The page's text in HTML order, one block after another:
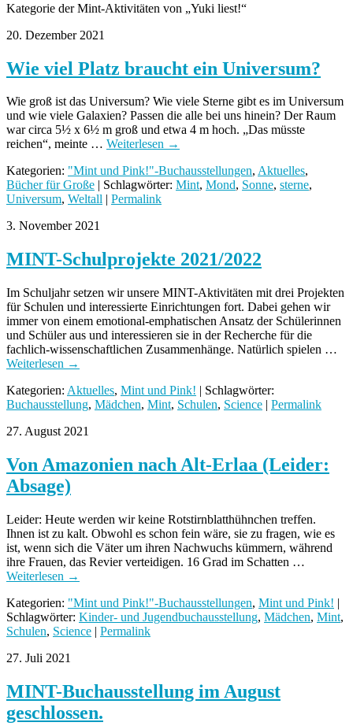
Kategorie der Mint-Aktivitäten von „Yuki liest!“
20. Dezember 2021
Wie viel Platz braucht ein Universum?
Wie groß ist das Universum? Wie viele Sterne gibt es im Universum
und wie viele Galaxien? Passen die alle bei uns hinein? Der Raum
war circa 5½ x 6½ m groß und etwa 4 m hoch. „Das müsste
reichen“, meinte … Weiterlesen →
Kategorien: "Mint und Pink!"-Buchausstellungen, Aktuelles,
Bücher für Große | Schlagwörter: Mint, Mond, Sonne, sterne,
Universum, Weltall
Permalink
3. November 2021
MINT-Schulprojekte 2021/2022
Im Schuljahr setzen wir unsere MINT-Aktivitäten mit drei Projekten
für Schulen und interessierte Einrichtungen fort. Dabei gehen wir
immer von einem emotional-emphatischen Ansatz der Schülerinnen
und Schüler aus und interessieren sie in der Recherche für die
fachlich-wissenschaftlichen Zusammenhänge. Natürlich spielen …
Weiterlesen →
Kategorien: Aktuelles, Mint und Pink! | Schlagwörter:
Buchausstellung, Mädchen, Mint, Schulen, Science | Permalink
27. August 2021
Von Amazonien nach Alt-Erlaa (Leider:
Absage)
Leider: Heute werden wir keine Rotstirnblatthühnchen treffen.
Ihnen ist zu kalt. Obwohl es schon fein wäre, sie zu fragen, wie es
ist, wenn sich die Väter um ihren Nachwuchs kümmern, während
ihre Frauen, das Revier verteidigen. 16 Grad im Schatten …
Weiterlesen →
Kategorien: "Mint und Pink!"-Buchausstellungen, Mint und Pink! |
Schlagwörter: Kinder- und Jugendbuchausstellung, Mädchen, Mint,
Schulen, Science | Permalink
27. Juli 2021
MINT-Buchausstellung im August
geschlossen.